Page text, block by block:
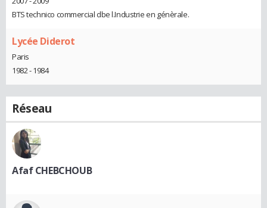
BTS technico commercial dbe l.Industrie en génèrale.
Lycée Diderot
Paris
1982 - 1984
Réseau
Afaf CHEBCHOUB